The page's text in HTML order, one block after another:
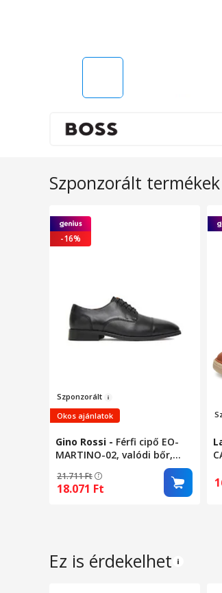
Szponzorált termékek
-16%
Szponzorált
Okos ajánlatok
Gino Rossi - Férfi cipő EO-
MARTINO-02, valódi bőr,
21.711Ft
18.071 Ft
Ez is érdekelhet